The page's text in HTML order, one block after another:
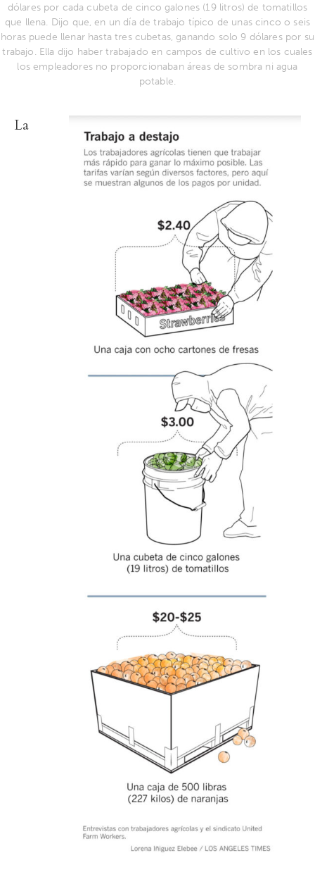
dólares por cada cubeta de cinco galones (19 litros) de tomatillos
que llena. Dijo que, en un día de trabajo típico de unas cinco o seis
horas puede llenar hasta tres cubetas, ganando solo 9 dólares por su
trabajo. Ella dijo haber trabajado en campos de cultivo en los cuales
los empleadores no proporcionaban áreas de sombra ni agua
potable.
La